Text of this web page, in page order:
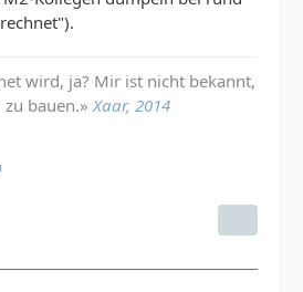
wird, ja? Mir ist nicht bekannt,
bauen.» Xaar, 2014